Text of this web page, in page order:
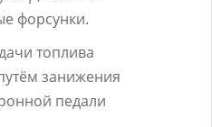
форсунки.
топлива
занижения
педали